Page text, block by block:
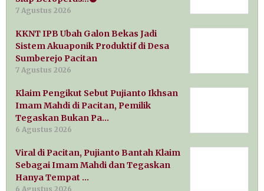
7 Agustus 2026
KKNT IPB Ubah Galon Bekas Jadi
Sistem Akuaponik Produktif di Desa
Sumberejo Pacitan
7 Agustus 2026
Klaim Pengikut Sebut Pujianto Ikhsan
Imam Mahdi di Pacitan, Pemilik
Tegaskan Bukan Pa…
6 Agustus 2026
Viral di Pacitan, Pujianto Bantah Klaim
Sebagai Imam Mahdi dan Tegaskan
Hanya Tempat …
6 Agustus 2026